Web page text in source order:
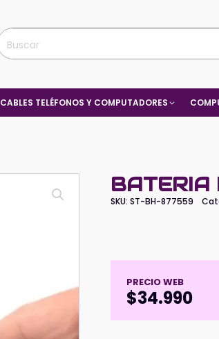
CABLES TELÉFONOS Y COMPUTADORES
BATERIA
SKU:ST-BH-877559
PRECIO WEB
$34.990